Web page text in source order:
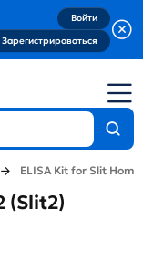
Войти
Зарегистрироваться
ELISA Kit for Slit
(Slit2)